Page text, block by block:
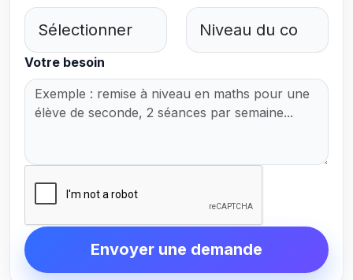
Votre besoin
Envoyer une demande